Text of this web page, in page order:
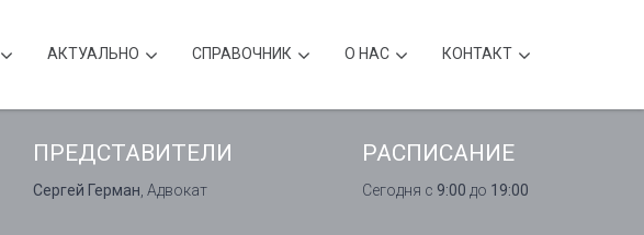
АКТУАЛЬНО CПРАВОЧНИК О НАС КОНТАКТ
ПРЕДСТАВИТЕЛИ
Сергей Герман , Адвокат
РАСПИСАНИЕ
Сегодня с 9:00 до 19:00